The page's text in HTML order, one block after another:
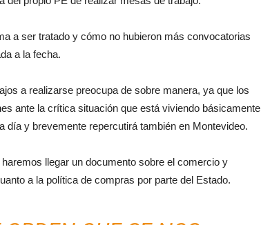
a ser tratado y cómo no hubieron más convocatorias
a la fecha.
a realizarse preocupa de sobre manera, ya que los
ante la crítica situación que está viviendo básicamente
día y brevemente repercutirá también en Montevideo.
llegar un documento sobre el comercio y
a la política de compras por parte del Estado.